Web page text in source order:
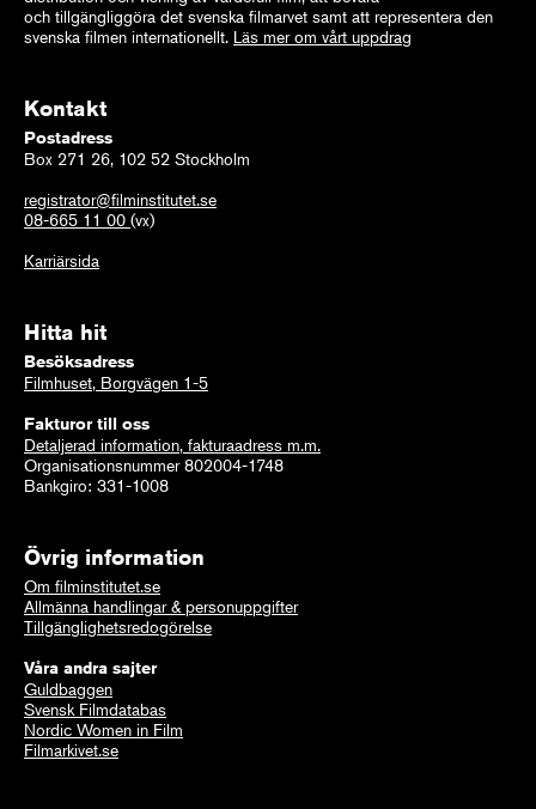
och tillgängliggöra det svenska filmarvet samt att representera den
svenska filmen internationellt. Läs mer om vårt uppdrag
Kontakt
Postadress
Box 271 26, 102 52 Stockholm
registrator@filminstitutet.se
08-665 11 00 (vx)
Karriärsida
Hitta hit
Besöksadress
Filmhuset, Borgvägen 1-5
Fakturor till oss
Detaljerad information, fakturaadress m.m.
Organisationsnummer 802004-1748
Bankgiro: 331-1008
Övrig information
Om filminstitutet.se
Allmänna handlingar & personuppgifter
Tillgänglighetsredogörelse
Våra andra sajter
Guldbaggen
Svensk Filmdatabas
Nordic Women in Film
Filmarkivet.se